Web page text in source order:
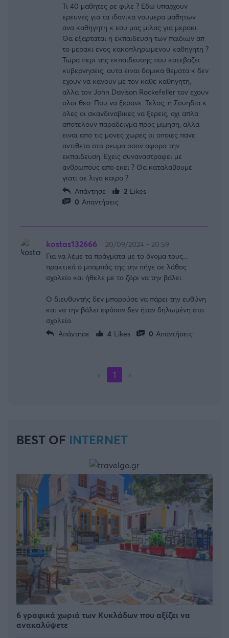
Τι 40 μαθητες ρε φιλε ? Εδω υπαρχουν
ερευνες για τα ιδανικα νουμερα μαθητων
ανα καθηγητη κ εσυ μας μιλας για μερακι.
Θα εξαρταται η εκπαιδευση των παιδιων απ
το μερακι ενος κακοπληρωμενου καθηγητη ?
Τωρα περι της εκπαιδευσης που κατεβαζει
κυβερνησεις, αυτα ειναι δομικα θεματα κ δεν
εχουν να κανουν με τον καθε καθηγητη,
αλλα τον John Davison Rockefeller τον εχουν
ολοι θεο. Που να ξερανε. Τελος, η Σουηδια κ
ολες οι σκανδιναβικες να ξερεις, οχι απλα
αποτελουν παραδειγμα προς μιμηση, αλλα
ειναι απο τις μονες χωρες οι οποιες πανε
αντιθετα στο ρευμα οσον αφορα την
εκπαιδευση. Εχεις συναναστραφει με
ανθρωπους απο εκει ? Θα καταλαβουμε
γιατι σε λιγο καιρο ?
Απάντησε
2 Likes
0 Απαντήσεις
kostas132666
20/09/2024 - 20:59
Για να λέμε τα πράγματα με το όνομα τους...
πρακτικά ο μπαμπάς της την πήγε σε λάθος
σχολείο και ήθελε με το ζόρι να την βάλει.
Ο διευθυντής δεν μπορούσε να πάρει την ευθύνη
και να την βάλει εφόσον δεν ήταν δηλωμένη στο
σχολείο.
Απάντησε
4 Likes 0 Απαντήσεις
1
BEST OF INTERNET
6 γραφικά χωριά των Κυκλάδων που αξίζει να
ανακαλύψετε